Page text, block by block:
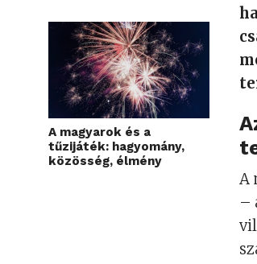
A magyarok és a
tűzijáték: hagyomány,
közösség, élmény
A
–